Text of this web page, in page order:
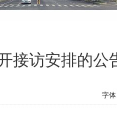
接访安排的公
字